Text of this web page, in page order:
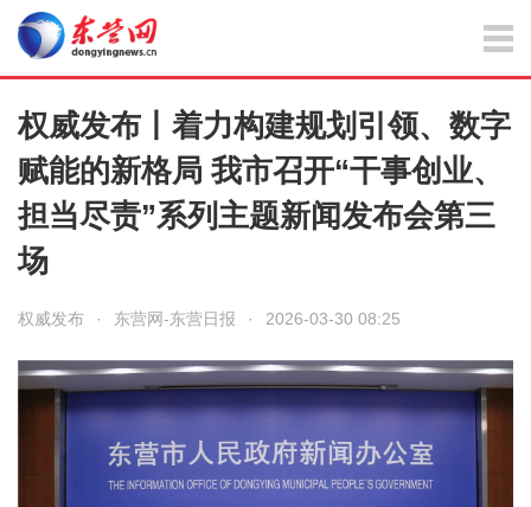
权威发布丨着力构建规划引领、数字
赋能的新格局 我市召开“干事创业、
担当尽责”系列主题新闻发布会第三
场
权威发布 · 东营网-东营日报 · 2026-03-30 08:25